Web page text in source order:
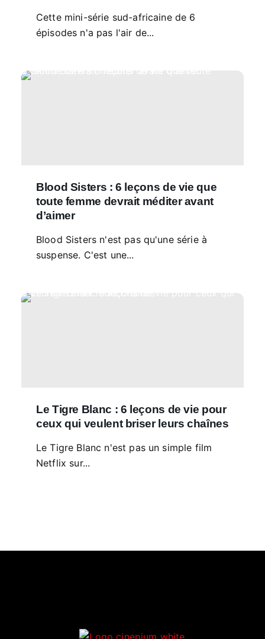
Cette mini-série sud-africaine de 6
épisodes n'a pas l'air de...
Blood Sisters : 6 leçons de vie que
toute femme devrait méditer avant
d’aimer
Blood Sisters n'est pas qu'une série à
suspense. C'est une...
Le Tigre Blanc : 6 leçons de vie pour
ceux qui veulent briser leurs chaînes
Le Tigre Blanc n'est pas un simple film
Netflix sur...